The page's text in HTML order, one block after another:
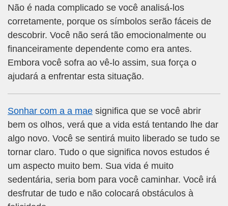
Não é nada complicado se você analisá-los
corretamente, porque os símbolos serão fáceis de
descobrir. Você não será tão emocionalmente ou
financeiramente dependente como era antes.
Embora você sofra ao vê-lo assim, sua força o
ajudará a enfrentar esta situação.
Sonhar com a a mae significa que se você abrir
bem os olhos, verá que a vida está tentando lhe dar
algo novo. Você se sentirá muito liberado se tudo se
tornar claro. Tudo o que significa novos estudos é
um aspecto muito bem. Sua vida é muito
sedentária, seria bom para você caminhar. Você irá
desfrutar de tudo e não colocará obstáculos à